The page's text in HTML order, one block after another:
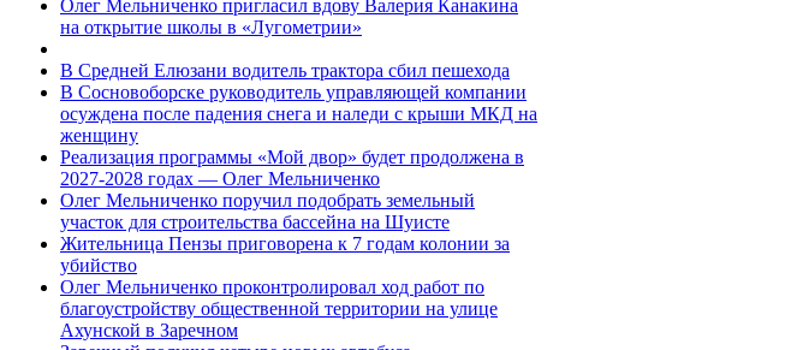
Олег Мельниченко пригласил вдову Валерия Канакина
на открытие школы в «Лугометрии»
В Средней Елюзани водитель трактора сбил пешехода
В Сосновоборске руководитель управляющей компании
осуждена после падения снега и наледи с крыши МКД на
женщину
Реализация программы «Мой двор» будет продолжена в
2027-2028 годах — Олег Мельниченко
Олег Мельниченко поручил подобрать земельный
участок для строительства бассейна на Шуисте
Жительница Пензы приговорена к 7 годам колонии за
убийство
Олег Мельниченко проконтролировал ход работ по
благоустройству общественной территории на улице
Ахунской в Заречном